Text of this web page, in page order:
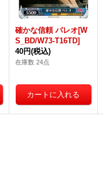
確かな信頼 パレオ[W
S_BD/W73-T16TD]
40円(税込)
在庫数 24点